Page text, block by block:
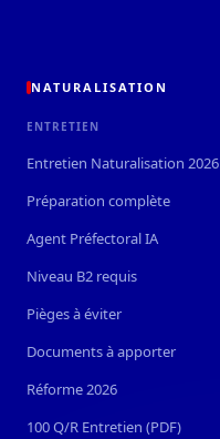
NATURALISATION
ENTRETIEN
Entretien Naturalisation 2026
Préparation complète
Agent Préfectoral IA
Niveau B2 requis
Pièges à éviter
Documents à apporter
Réforme 2026
100 Q/R Entretien (PDF)